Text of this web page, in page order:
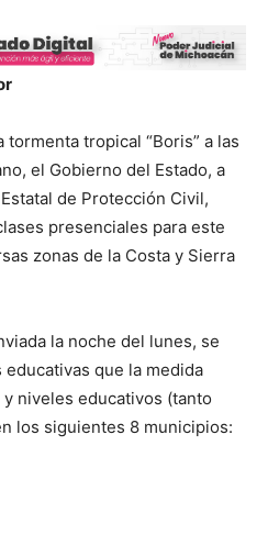
tropical “Boris” a las
el Gobierno del Estado, a
de Protección Civil,
presenciales para este
zonas de la Costa y Sierra
la noche del lunes, se
que la medida
niveles educativos (tanto
los siguientes 8 municipios: